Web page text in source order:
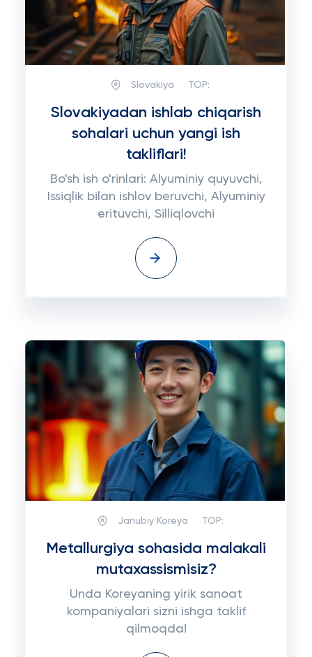
Slovakiya TOP:
Slovakiyadan ishlab chiqarish
sohalari uchun yangi ish
takliflari!
Bo'sh ish o'rinlari: Alyuminiy quyuvchi,
Issiqlik bilan ishlov beruvchi, Alyuminiy
erituvchi, Silliqlovchi
Janubiy Koreya TOP:
Metallurgiya sohasida malakali
mutaxassismisiz?
Unda Koreyaning yirik sanoat
kompaniyalari sizni ishga taklif
qilmoqda!